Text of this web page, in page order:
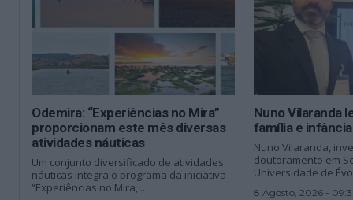
Odemira: “Experiências no Mira”
proporcionam este mês diversas
atividades náuticas
Um conjunto diversificado de atividades
náuticas integra o programa da iniciativa
“Experiências no Mira,...
Nuno Vilaranda
família e
Nuno Vilaranda,
doutoramento em
Universidade de
8 Agosto, 2026 -